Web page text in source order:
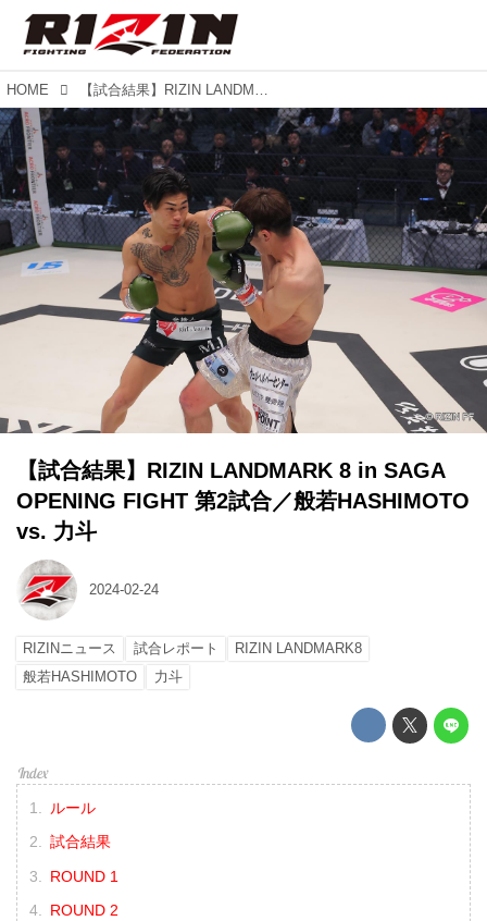
HOME 【試合結果】RIZIN LANDMARK 8 in SAGA OPENING FIGHT 第2試合／般若HASHIMOTO vs. 力斗
【試合結果】RIZIN LANDMARK 8 in SAGA
OPENING FIGHT 第2試合／般若HASHIMOTO
vs. 力斗
2024-02-24
RIZINニュース 試合レポート
RIZIN LANDMARK8
般若HASHIMOTO
力斗
ルール
試合結果
ROUND 1
ROUND 2